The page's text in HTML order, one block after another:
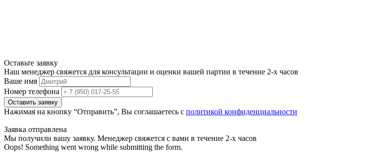
Оставьте заявку
Наш менеджер свяжется для консультации и оценки вашей партии в течение 2-х часов
Ваше имя
Номер телефона
Нажимая на кнопку “Отправить”, Вы соглашаетесь с политикой конфиденциальности
Заявка отправлена
Мы получили вашу заявку. Менеджер свяжется с вами в течение 2-х часов
Oops! Something went wrong while submitting the form.